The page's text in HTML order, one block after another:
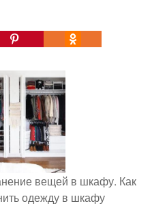
вещей в шкафу. Как
одежду в шкафу